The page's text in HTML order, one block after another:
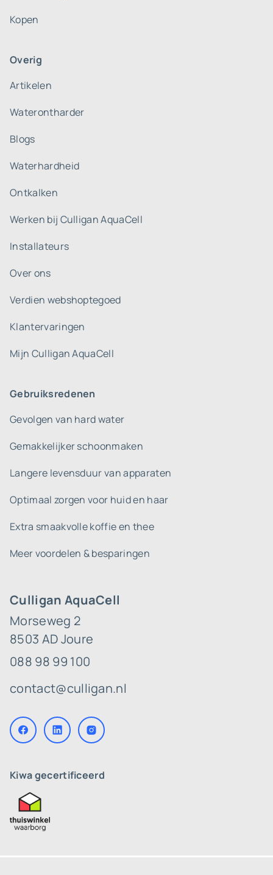
Culligan AquaCell
Morseweg 2
8503 AD Joure
088 98 99 100
contact@culligan.nl
Kiwa gecertificeerd
Kopen
Overig
Artikelen
Waterontharder
Blogs
Waterhardheid
Ontkalken
Werken bij Culligan AquaCell
Installateurs
Over ons
Verdien webshoptegoed
Klantervaringen
Mijn Culligan AquaCell
Gebruiksredenen
Gevolgen van hard water
Gemakkelijker schoonmaken
Langere levensduur van apparaten
Optimaal zorgen voor huid en haar
Extra smaakvolle koffie en thee
Meer voordelen & besparingen